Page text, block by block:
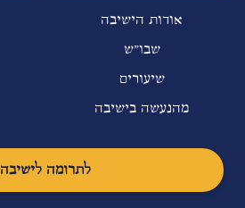
אודות הישיבה
שבו"ש
שיעורים
מהנעשה בישיבה
לתרומה לישיבה